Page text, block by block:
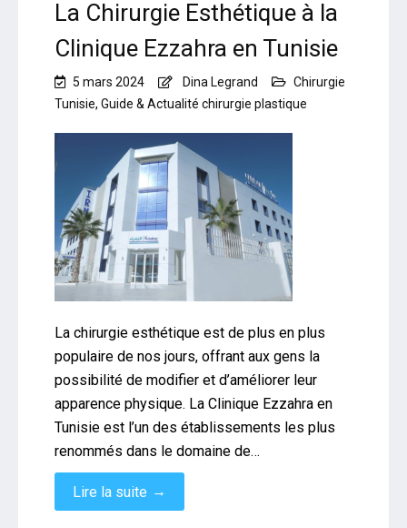
La Chirurgie Esthétique à la
Clinique Ezzahra en Tunisie
5 mars 2024 Dina Legrand
Chirurgie
Tunisie, Guide & Actualité chirurgie plastique
La chirurgie esthétique est de plus en plus
populaire de nos jours, offrant aux gens la
possibilité de modifier et d’améliorer leur
apparence physique. La Clinique Ezzahra en
Tunisie est l’un des établissements les plus
renommés dans le domaine de…
Lire la suite →